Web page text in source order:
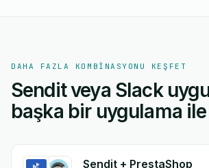
DAHA FAZLA KOMBINASYONU KEŞFET
Sendit veya Slack
başka bir uygulama
Sendit + PrestaShop